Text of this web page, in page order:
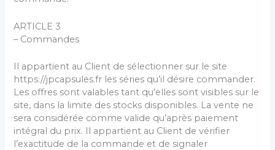
ARTICLE 3
– Commandes
Il appartient au Client de sélectionner sur le site
https://jpcapsules.fr les séries qu’il désire commander.
Les offres sont valables tant qu’elles sont visibles sur le
site, dans la limite des stocks disponibles. La vente ne
sera considérée comme valide qu’après paiement
intégral du prix. Il appartient au Client de vérifier
l’exactitude de la commande et de signaler